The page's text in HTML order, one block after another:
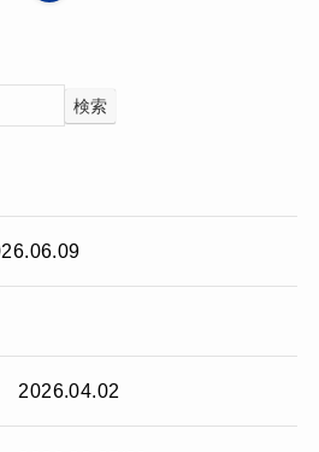
検索
2026.04.02